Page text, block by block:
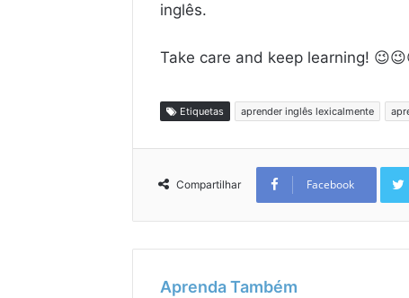
inglês.
Take care and keep learning!
Etiquetas aprender inglês lexicalmente
Compartilhar Facebook
Aprenda Também